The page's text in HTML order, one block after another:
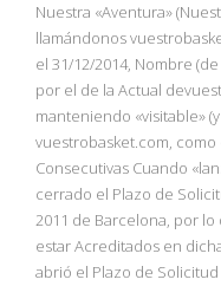
Nuestra «Aventura»
llamándonos
el 31/12/2014, Nombre
por el de la Actual
manteniendo «visitable»
vuestrobasket.com, como
Consecutivas Cuando
cerrado el Plazo de
2011 de Barcelona, por
estar Acreditados en
abrió el Plazo de